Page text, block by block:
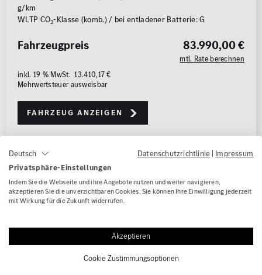
g/km
WLTP CO2-Klasse (komb.) / bei entladener Batterie: G
83.990,00 €
mtl. Rate berechnen
Fahrzeugpreis
inkl. 19 % MwSt. 13.410,17 €
Mehrwertsteuer ausweisbar
Fahrzeug anzeigen
Deutsch Datenschutzrichtlinie | Impressum
Privatsphäre-Einstellungen
Indem Sie die Webseite und ihre Angebote nutzen und weiter navigieren,
akzeptieren Sie die unverzichtbaren Cookies. Sie können Ihre Einwilligung jederzeit
mit Wirkung für die Zukunft widerrufen.
Akzeptieren
Cookie Zustimmungsoptionen